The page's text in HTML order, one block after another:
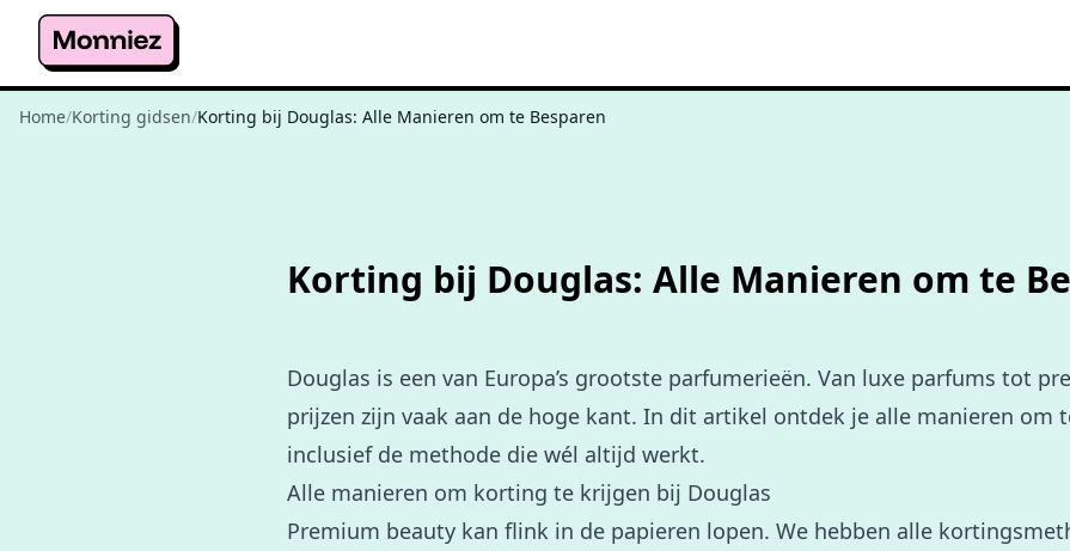
Home/Korting gidsen/Korting bij Douglas: Alle Manieren om te Besparen
Korting bij Douglas: Alle Manieren om te
Douglas is een van Europa’s grootste parfumerieën. Van luxe parfums tot
prijzen zijn vaak aan de hoge kant. In dit artikel ontdek je alle manieren om
inclusief de methode die wél altijd werkt.
Alle manieren om korting te krijgen bij Douglas
Premium beauty kan flink in de papieren lopen. We hebben alle